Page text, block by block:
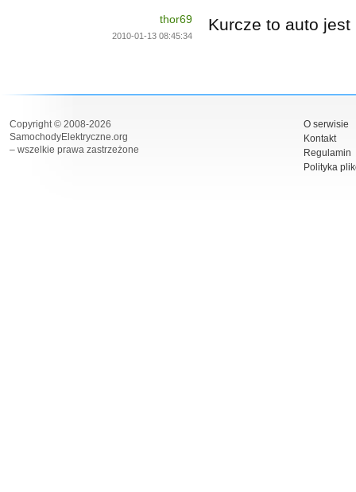
thor69
2010-01-13 08:45:34
Kurcze to auto
Copyright © 2008-2026
SamochodyElektryczne.org
– wszelkie prawa zastrzeżone
O serwisie
Kontakt
Regulamin
Polityka